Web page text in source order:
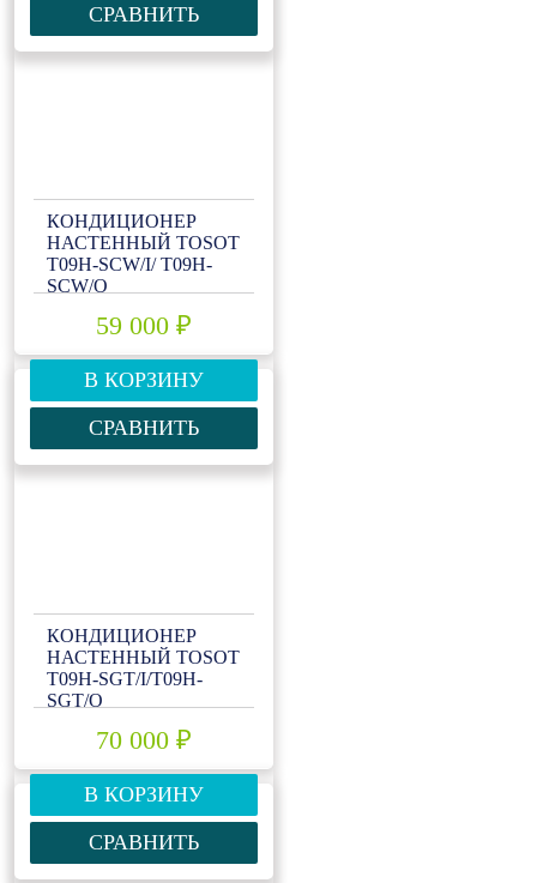
СРАВНИТЬ
КОНДИЦИОНЕР
НАСТЕННЫЙ TOSOT
T09H-SCW/I/ T09H-
SCW/O
59 000 ₽
В КОРЗИНУ
СРАВНИТЬ
КОНДИЦИОНЕР
НАСТЕННЫЙ TOSOT
T09H-SGT/I/T09H-
SGT/O
70 000 ₽
В КОРЗИНУ
СРАВНИТЬ